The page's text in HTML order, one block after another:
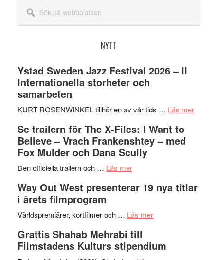
webbplatsen
NYTT
Ystad Sweden Jazz Festival 2026 – II
Internationella storheter och
samarbeten
KURT ROSENWINKEL tillhör en av vår tids … Läs merom
II
Se trailern för The X-Files: I Want to
Believe – Vrach Frankenshtey – med
Fox Mulder och Dana Scully
Den officiella trailern och … Läs merom
trailern
The
Files:
I
Way Out West presenterar 19 nya titlar
i årets filmprogram
Världspremiärer, kortfilmer och … Läs merom
West
Grattis Shahab Mehrabi till
Filmstadens Kulturs stipendium